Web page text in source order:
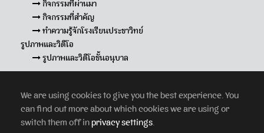
กิจกรรมที่ผ่านมา
กิจกรรมที่สำคัญ
ทำความรู้จักโรงเรียนประชาวิทย์
รูปภาพและวิดีโอ
รูปภาพและวิดีโอชั้นอนุบาล
We are using cookies to give you the best experience. You
can find out more about which cookies we are using or
switch them off inprivacy settings.